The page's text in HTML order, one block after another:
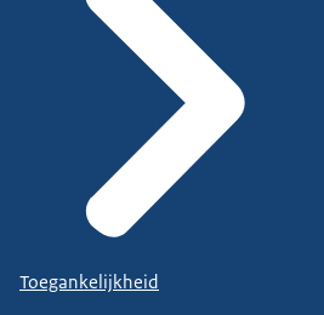
Toegankelijkheid